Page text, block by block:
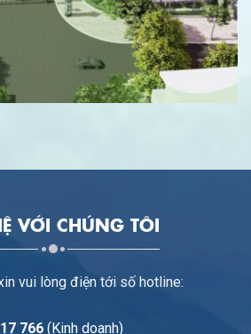
VỚI CHÚNG TÔI
vui lòng điện tới số hotline:
766 (Kinh doanh)